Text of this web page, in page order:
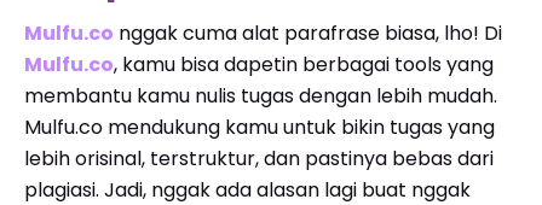
Mulfu.co nggak cuma alat parafrase biasa, lho! Di
Mulfu.co, kamu bisa dapetin berbagai tools yang
membantu kamu nulis tugas dengan lebih mudah.
Mulfu.co mendukung kamu untuk bikin tugas yang
lebih orisinal, terstruktur, dan pastinya bebas dari
plagiasi. Jadi, nggak ada alasan lagi buat nggak